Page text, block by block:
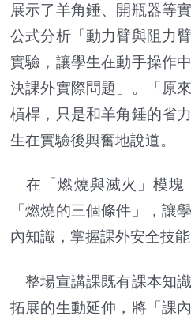
展示了羊角錘、開瓶器等
公式分析「動力臂與阻力
實驗，讓學生在動手操作
決課外實際問題」。「原
槓桿，只是和羊角錘的省
生在實驗後興奮地說道。
在「燃燒與滅火」模塊
「燃燒的三個條件」，讓
內知識，掌握課外安全技能
整場宣講課既有課本知
拓展的生動延伸，將「課